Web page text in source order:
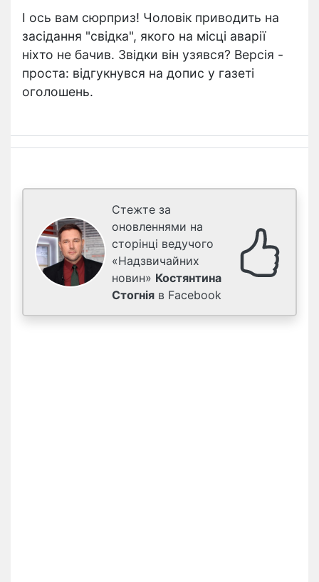
І ось вам сюрприз! Чоловік приводить на
засідання "свідка", якого на місці аварії
ніхто не бачив. Звідки він узявся? Версія -
проста: відгукнувся на допис у газеті
оголошень.
Стежте за
оновленнями на
сторінці ведучого
«Надзвичайних
новин» Костянтина
Стогнія в Facebook